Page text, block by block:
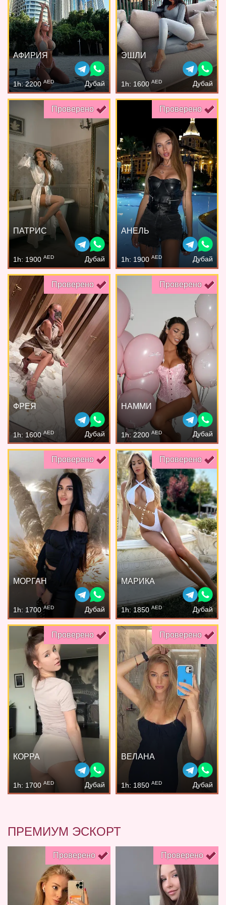
АФИРИЯ
1h: 2200 AED Дубай
ЭШЛИ
1h: 1600 AED Дубай
Проверено
ПАТРИС
1h: 1900 AED Дубай
Проверено
АНЕЛЬ
1h: 1900 AED Дубай
Проверено
ФРЕЯ
1h: 1600AED Дубай
Проверено
НАММИ
1h: 2200 AED Дубай
Проверено
МОРГАН
1h: 1700AED Дубай
Проверено
МАРИКА
1h: 1850 AED Дубай
Проверено
КОРРА
1h: 1700 AED Дубай
Проверено
ВЕЛАНА
1h: 1850 AED Дубай
ПРЕМИУМ ЭСКОРТ
Проверено Проверено